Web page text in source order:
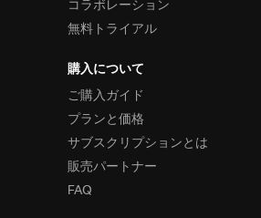
無料トライアル
購入について
ご購入ガイド
プランと価格
サブスクリプションとは
販売パートナー
FAQ